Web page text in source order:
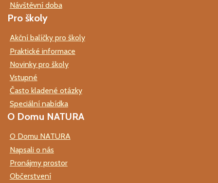
Návštěvní doba
Pro školy
Akční balíčky pro školy
Praktické informace
Novinky pro školy
Vstupné
Často kladené otázky
Speciální nabídka
O Domu NATURA
O Domu NATURA
Napsali o nás
Pronájmy prostor
Občerstvení